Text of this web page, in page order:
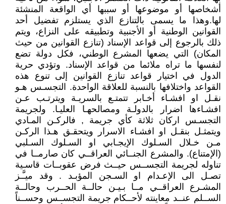
أشخاصها أو موضوعها أو سببها أي الواقعة المنشئة
لها.وهذا ما يسمى بالتنازع الذي يستلزم تفضيل أحد
القوانين الوطنية أو الأجنبية وتطبيقه على النزاع، ويتم
ذلك بالرجوع إلى قواعد الإسناد (تنازع القوانين من حيث
المكان) التي يضعها المشرع الوطني، فكل دولة تضع
لنفسها ما تراه ملائما من قواعد الإسناد. وتؤدي حرية
الدول في اختيار قواعد تنازع القوانين إلى تنوع هذه
القواعد واختلافها بالنسبة للعلاقة الواحدة. التجسـس هـو
نقـل او افشـاء أخـابر تتمتـع بالسريـة ويترتـب عـن
افشـاءها اضرار بالدولـة ومصالحهـا العليـا. ولجريمة
التجسـس اركان ثلاثة كأي جريمة , فالركـن المـادي
ويتمثـل بنقـل او افشـاء الاسرار ويتحقـق هـذا الركـن
مـن خـلال السـلوك الإيجـابي او السـلوك السـلبي
(الإمتناع). والمشرع الجنــائي العراقــي كان صارمــا في
تناوله لجريمة التجســس حيــث فرض عقوبــات قاسـية
تصـل الى الإعـدام او السـجن المؤبـد . وقد ميـَّـز
المشـرع العراقــي مــا بـيـن حالــة الحــرب وحالــة
الســلم عنــد معاينته لأحــكام جريمة التجســس وحســناً